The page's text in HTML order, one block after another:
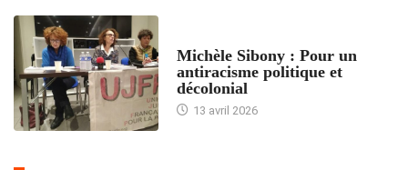
Michèle Sibony : Pour un
antiracisme politique et
décolonial
13 avril 2026